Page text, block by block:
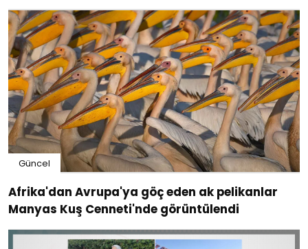
Güncel
Afrika'dan Avrupa'ya göç eden ak pelikanlar
Manyas Kuş Cenneti'nde görüntülendi